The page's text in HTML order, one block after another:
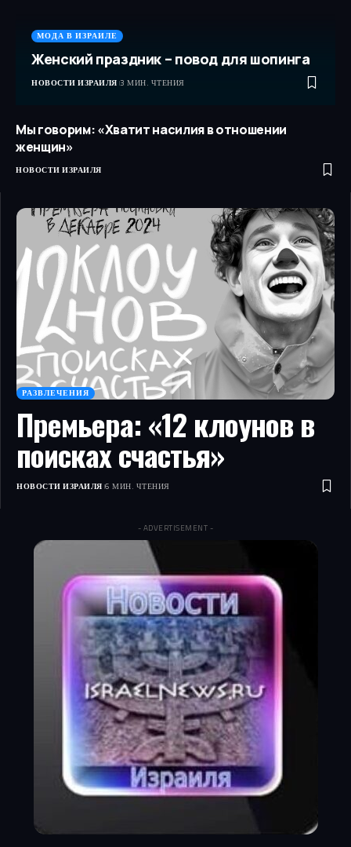
МОДА В ИЗРАИЛЕ
Женский праздник – повод для шопинга
НОВОСТИ ИЗРАИЛЯ 3 МИН. ЧТЕНИЯ
Мы говорим: «Хватит насилия в отношении
женщин»
НОВОСТИ ИЗРАИЛЯ
РАЗВЛЕЧЕНИЯ
Премьера: «12 клоунов в
поисках счастья»
НОВОСТИ ИЗРАИЛЯ 6 МИН. ЧТЕНИЯ
- ADVERTISEMENT -